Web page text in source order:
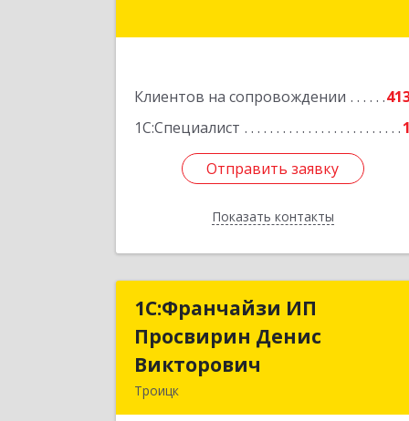
Клиентов на сопровождении
1С:Специалист
1
Отправить заявку
Показать контакты
Отправить заявку
Назад
1C:Франчайзи ИП
Просвирин Денис
Викторович
Троицк
1C:Франчайзи ИП
Просвирин Денис